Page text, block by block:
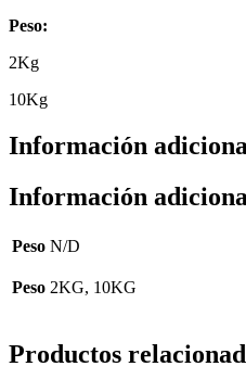
Peso:
2Kg
10Kg
Información
Información
Peso N/D
Peso 2KG, 10KG
Productos